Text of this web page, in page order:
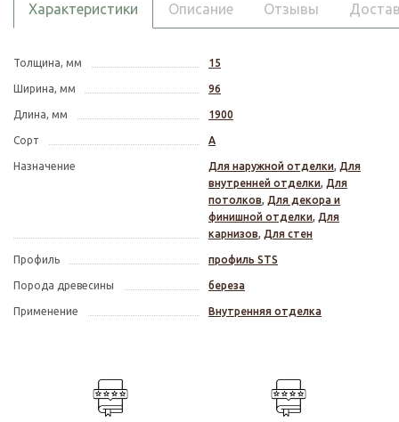
Характеристики Описание Отзывы
Толщина, мм 15
Ширина, мм 96
Длина, мм 1900
Сорт А
Назначение Для наружной отделки, Для
внутренней отделки, Для
потолков, Для декора и
финишной отделки, Для
карнизов, Для стен
Профиль профиль STS
Порода древесины береза
Применение Внутренняя отделка